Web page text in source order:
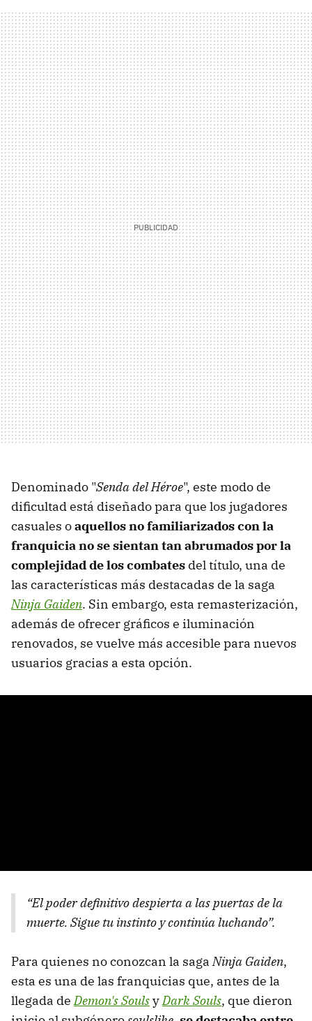
Denominado "Senda del Héroe", este modo de
dificultad está diseñado para que los jugadores
casuales oaquellos no familiarizados con la
franquicia no se sientan tan abrumados por la
complejidad de los combates del título, una de
las características más destacadas de la saga
Ninja Gaiden. Sin embargo, esta remasterización,
además de ofrecer gráficos e iluminación
renovados, se vuelve más accesible para nuevos
usuarios gracias a esta opción.
“El poder definitivo despierta a las puertas de la
muerte. Sigue tu instinto y continúa luchando”.
Para quienes no conozcan la sagaNinja Gaiden,
esta es una de las franquicias que, antes de la
llegada deDemon's SoulsyDark Souls, que dieron